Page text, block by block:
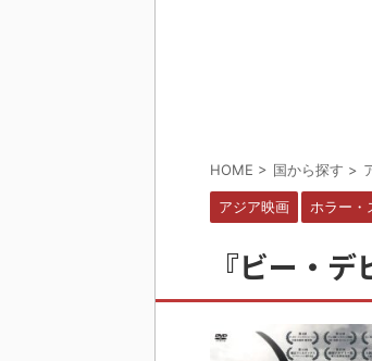
HOME > 国から探す >
アジア映画 ホラー・
『ビー・